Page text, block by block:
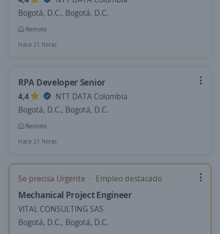
Bogotá, D.C., Bogotá, D.C.
Remoto
Hace 21 horas
RPA Developer Senior
4,4
NTT DATA Colombia
Bogotá, D.C., Bogotá, D.C.
Remoto
Hace 21 horas
Se precisa Urgente Empleo destacado
Mechanical Project Engineer
VITAL CONSULTING SAS
Bogotá, D.C., Bogotá, D.C.